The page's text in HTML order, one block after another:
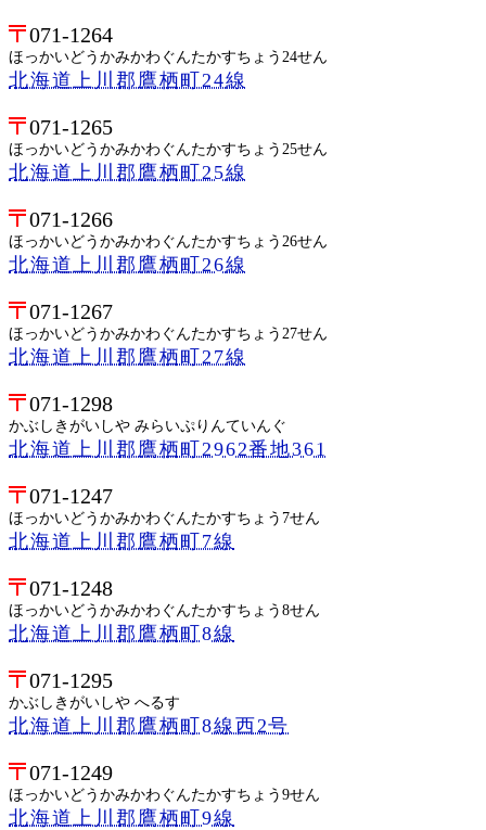
071-1264
ほっかいどうかみかわぐんたかすちょう24せん
北海道上川郡鷹栖町24線
071-1265
ほっかいどうかみかわぐんたかすちょう25せん
北海道上川郡鷹栖町25線
071-1266
ほっかいどうかみかわぐんたかすちょう26せん
北海道上川郡鷹栖町26線
071-1267
ほっかいどうかみかわぐんたかすちょう27せん
北海道上川郡鷹栖町27線
071-1298
かぶしきがいしや みらいぷりんていんぐ
北海道上川郡鷹栖町2962番地361
071-1247
ほっかいどうかみかわぐんたかすちょう7せん
北海道上川郡鷹栖町7線
071-1248
ほっかいどうかみかわぐんたかすちょう8せん
北海道上川郡鷹栖町8線
071-1295
かぶしきがいしや へるす
北海道上川郡鷹栖町8線西2号
071-1249
ほっかいどうかみかわぐんたかすちょう9せん
北海道上川郡鷹栖町9線